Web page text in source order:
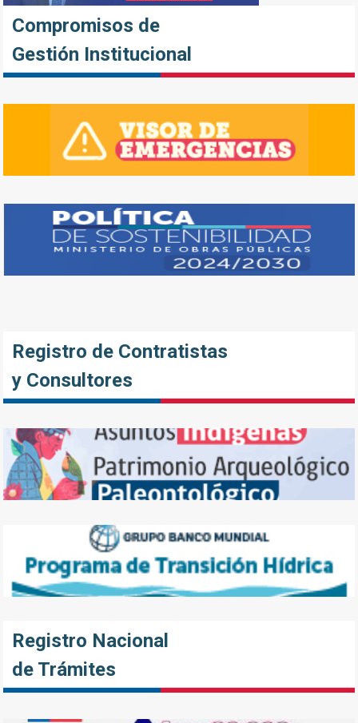
Compromisos de
Gestión Institucional
Registro de Contratistas
y Consultores
Registro Nacional
de Trámites